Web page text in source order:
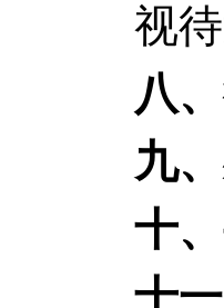
视
八
九
十
十